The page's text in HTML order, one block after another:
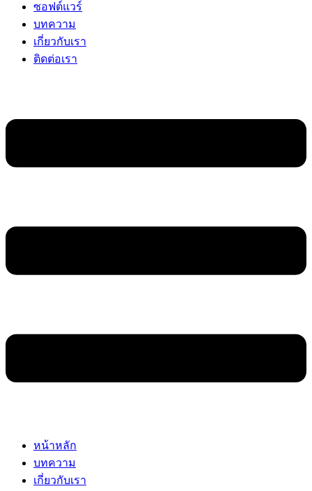
ซอฟต์แวร์
บทความ
เกี่ยวกับเรา
ติดต่อเรา
หน้าหลัก
บทความ
เกี่ยวกับเรา